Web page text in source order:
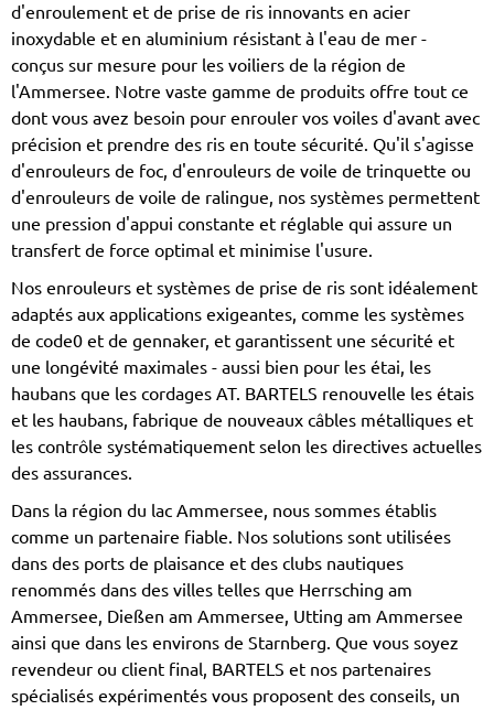
d'enroulement et de prise de ris innovants en acier
inoxydable et en aluminium résistant à l'eau de mer -
conçus sur mesure pour les voiliers de la région de
l'Ammersee. Notre vaste gamme de produits offre tout ce
dont vous avez besoin pour enrouler vos voiles d'avant avec
précision et prendre des ris en toute sécurité. Qu'il s'agisse
d'enrouleurs de foc, d'enrouleurs de voile de trinquette ou
d'enrouleurs de voile de ralingue, nos systèmes permettent
une pression d'appui constante et réglable qui assure un
transfert de force optimal et minimise l'usure.
Nos enrouleurs et systèmes de prise de ris sont idéalement
adaptés aux applications exigeantes, comme les systèmes
de code0 et de gennaker, et garantissent une sécurité et
une longévité maximales - aussi bien pour les étai, les
haubans que les cordages AT. BARTELS renouvelle les étais
et les haubans, fabrique de nouveaux câbles métalliques et
les contrôle systématiquement selon les directives actuelles
des assurances.
Dans la région du lac Ammersee, nous sommes établis
comme un partenaire fiable. Nos solutions sont utilisées
dans des ports de plaisance et des clubs nautiques
renommés dans des villes telles que Herrsching am
Ammersee, Dießen am Ammersee, Utting am Ammersee
ainsi que dans les environs de Starnberg. Que vous soyez
revendeur ou client final, BARTELS et nos partenaires
spécialisés expérimentés vous proposent des conseils, un